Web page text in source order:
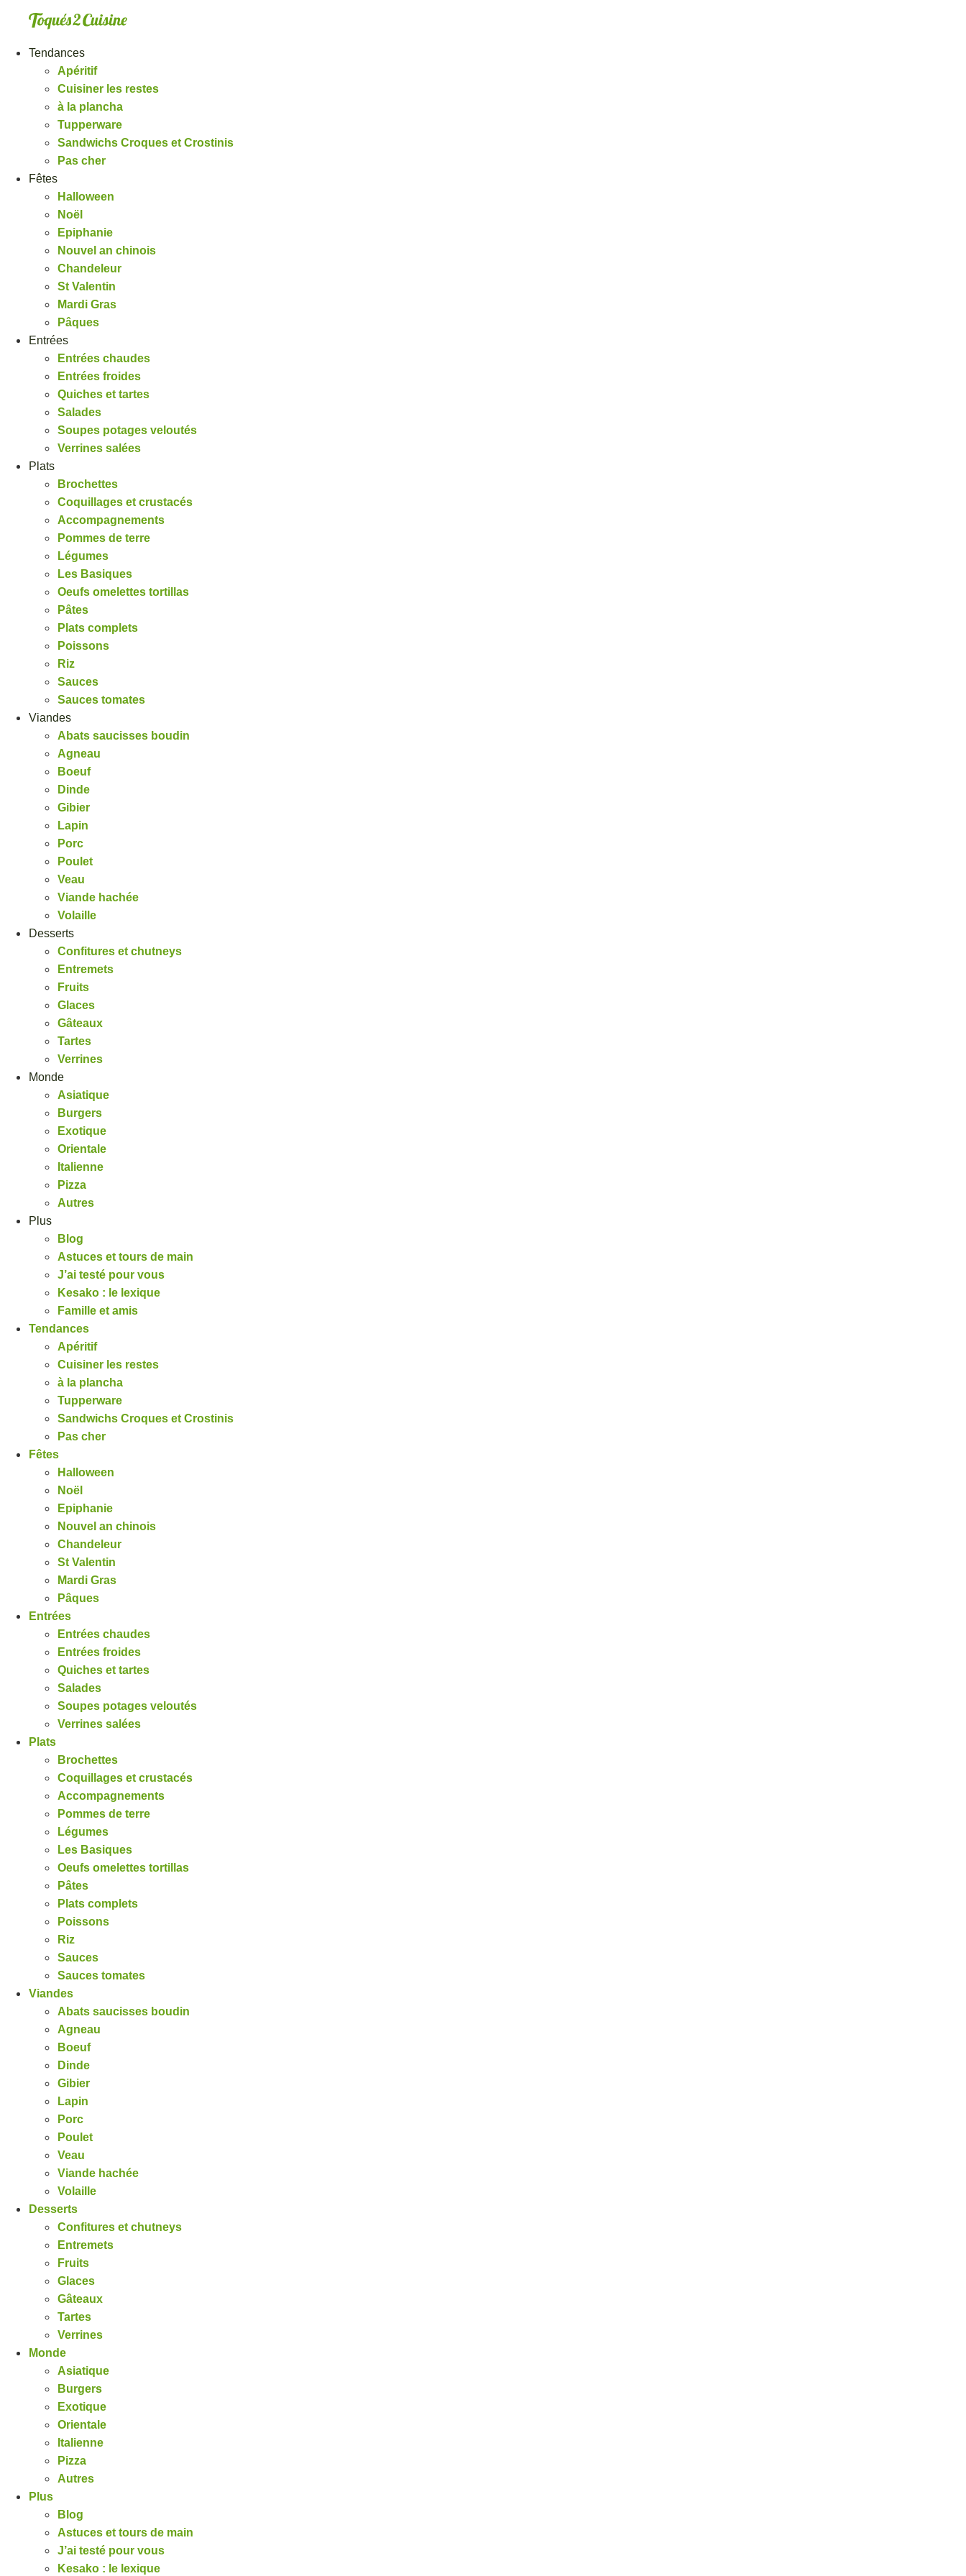
Tendances
Apéritif
Cuisiner les restes
à la plancha
Tupperware
Sandwichs Croques et Crostinis
Pas cher
Fêtes
Halloween
Noël
Epiphanie
Nouvel an chinois
Chandeleur
St Valentin
Mardi Gras
Pâques
Entrées
Entrées chaudes
Entrées froides
Quiches et tartes
Salades
Soupes potages veloutés
Verrines salées
Plats
Brochettes
Coquillages et crustacés
Accompagnements
Pommes de terre
Légumes
Les Basiques
Oeufs omelettes tortillas
Pâtes
Plats complets
Poissons
Riz
Sauces
Sauces tomates
Viandes
Abats saucisses boudin
Agneau
Boeuf
Dinde
Gibier
Lapin
Porc
Poulet
Veau
Viande hachée
Volaille
Desserts
Confitures et chutneys
Entremets
Fruits
Glaces
Gâteaux
Tartes
Verrines
Monde
Asiatique
Burgers
Exotique
Orientale
Italienne
Pizza
Autres
Plus
Blog
Astuces et tours de main
J’ai testé pour vous
Kesako : le lexique
Famille et amis
Tendances
Apéritif
Cuisiner les restes
à la plancha
Tupperware
Sandwichs Croques et Crostinis
Pas cher
Fêtes
Halloween
Noël
Epiphanie
Nouvel an chinois
Chandeleur
St Valentin
Mardi Gras
Pâques
Entrées
Entrées chaudes
Entrées froides
Quiches et tartes
Salades
Soupes potages veloutés
Verrines salées
Plats
Brochettes
Coquillages et crustacés
Accompagnements
Pommes de terre
Légumes
Les Basiques
Oeufs omelettes tortillas
Pâtes
Plats complets
Poissons
Riz
Sauces
Sauces tomates
Viandes
Abats saucisses boudin
Agneau
Boeuf
Dinde
Gibier
Lapin
Porc
Poulet
Veau
Viande hachée
Volaille
Desserts
Confitures et chutneys
Entremets
Fruits
Glaces
Gâteaux
Tartes
Verrines
Monde
Asiatique
Burgers
Exotique
Orientale
Italienne
Pizza
Autres
Plus
Blog
Astuces et tours de main
J’ai testé pour vous
Kesako : le lexique